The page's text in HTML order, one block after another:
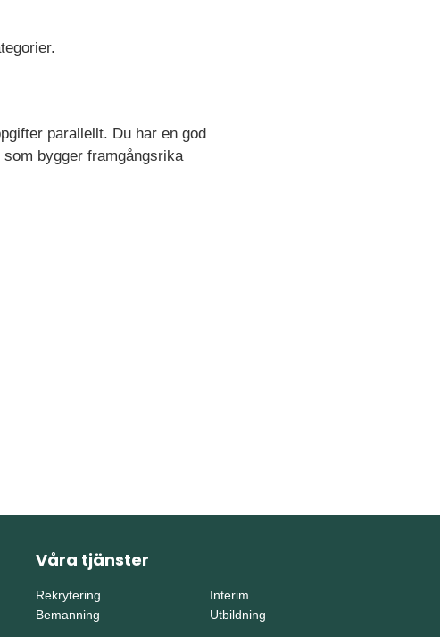
parallellt. Du har en god
bygger framgångsrika
Våra tjänster
Rekrytering
Bemanning
Interim
Utbildning